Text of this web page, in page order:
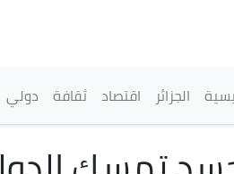
الرئيسيةالجزائر اقتصاد ثقافة دولي